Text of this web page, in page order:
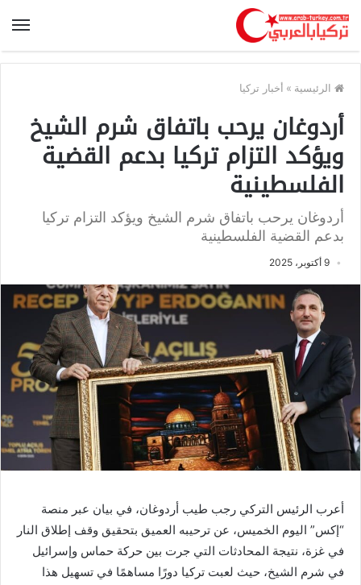
الرئيسية » أخبار تركيا
أردوغان يرحب باتفاق شرم الشيخ
ويؤكد التزام تركيا بدعم القضية
الفلسطينية
أردوغان يرحب باتفاق شرم الشيخ ويؤكد التزام تركيا
بدعم القضية الفلسطينية
9 أكتوبر، 2025
أعرب الرئيس التركي رجب طيب أردوغان، في بيان عبر منصة
“إكس” اليوم الخميس، عن ترحيبه العميق بتحقيق وقف إطلاق النار
في غزة، نتيجة المحادثات التي جرت بين حركة حماس وإسرائيل
في شرم الشيخ، حيث لعبت تركيا دورًا مساهمًا في تسهيل هذا